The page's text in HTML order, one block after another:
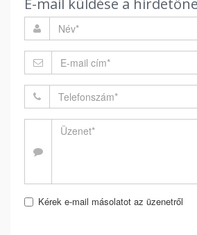
E-mail küldése a
Kérek e-mail másolatot az üzenetről